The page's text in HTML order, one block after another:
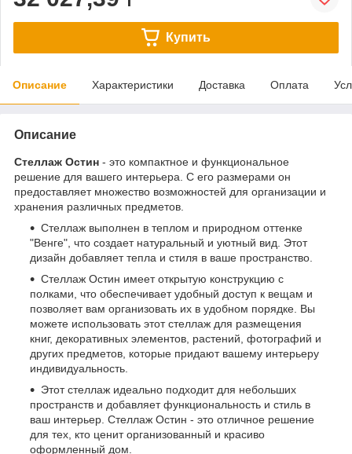
Купить
Описание Характеристики Доставка Оплата
Описание
Стеллаж Остин - это компактное и функциональное
решение для вашего интерьера. С его размерами он
предоставляет множество возможностей для организации и
хранения различных предметов.
Стеллаж выполнен в теплом и природном оттенке
"Венге", что создает натуральный и уютный вид. Этот
дизайн добавляет тепла и стиля в ваше пространство.
Стеллаж Остин имеет открытую конструкцию с
полками, что обеспечивает удобный доступ к вещам и
позволяет вам организовать их в удобном порядке. Вы
можете использовать этот стеллаж для размещения
книг, декоративных элементов, растений, фотографий и
других предметов, которые придают вашему интерьеру
индивидуальность.
Этот стеллаж идеально подходит для небольших
пространств и добавляет функциональность и стиль в
ваш интерьер. Стеллаж Остин - это отличное решение
для тех, кто ценит организованный и красиво
оформленный дом.